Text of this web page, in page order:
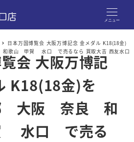
メニュー
日本万国博覧会 大阪万博記念 金メダル K18(18金)
山 甲賀 水口 で売るなら 買取大吉 西友水口
会 大阪万博記
K18(18金)を
大阪 奈良 和
水口 で売る